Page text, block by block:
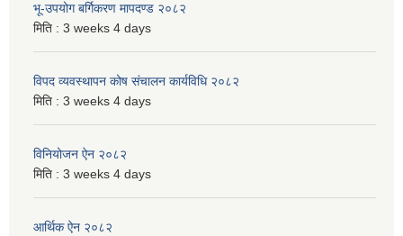
भू-उपयोग बर्गिकरण मापदण्ड २०८२
मिति : 3 weeks 4 days
विपद व्यवस्थापन कोष संचालन कार्यविधि २०८२
मिति : 3 weeks 4 days
विनियोजन ऐन २०८२
मिति : 3 weeks 4 days
आर्थिक ऐन २०८२